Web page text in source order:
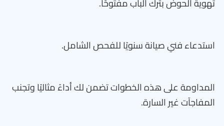
استدعاء فني صيانة سنويًا للفحص الشامل.
المداومة على هذه الخطوات تضمن لك أداءً مثاليًا وتجنب
المفاجآت غير السارة.